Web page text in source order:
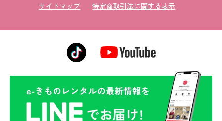
サイトマップ
特定商取引法に関する表示